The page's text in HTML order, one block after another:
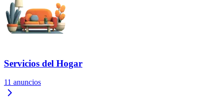
Servicios del Hogar
11 anuncios